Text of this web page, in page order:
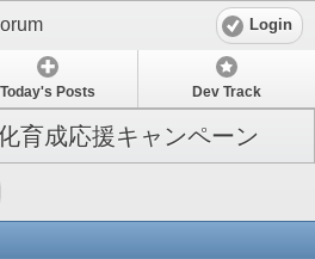
Login
Today's Posts Dev Track
育成応援キャンペーン